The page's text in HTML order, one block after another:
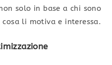
solo in base a chi sono
li motiva e interessa.